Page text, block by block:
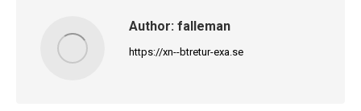
Author: falleman
https://xn--btretur-exa.se